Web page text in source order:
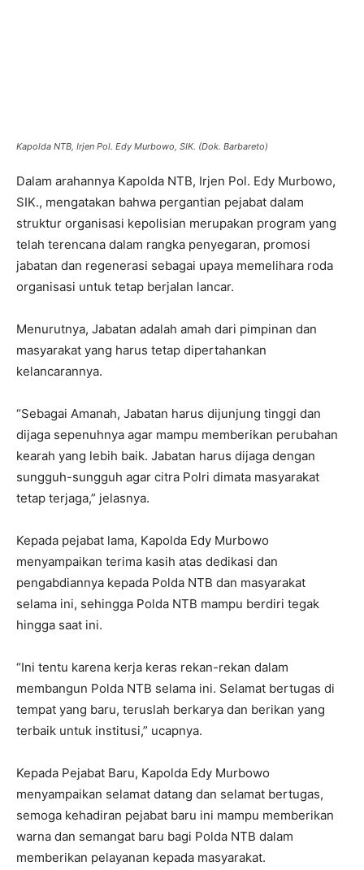
Kapolda NTB, Irjen Pol. Edy Murbowo, SIK. (Dok. Barbareto)
Dalam arahannya Kapolda NTB, Irjen Pol. Edy Murbowo,
SIK., mengatakan bahwa pergantian pejabat dalam
struktur organisasi kepolisian merupakan program yang
telah terencana dalam rangka penyegaran, promosi
jabatan dan regenerasi sebagai upaya memelihara roda
organisasi untuk tetap berjalan lancar.
Menurutnya, Jabatan adalah amah dari pimpinan dan
masyarakat yang harus tetap dipertahankan
kelancarannya.
“Sebagai Amanah, Jabatan harus dijunjung tinggi dan
dijaga sepenuhnya agar mampu memberikan perubahan
kearah yang lebih baik. Jabatan harus dijaga dengan
sungguh-sungguh agar citra Polri dimata masyarakat
tetap terjaga,” jelasnya.
Kepada pejabat lama, Kapolda Edy Murbowo
menyampaikan terima kasih atas dedikasi dan
pengabdiannya kepada Polda NTB dan masyarakat
selama ini, sehingga Polda NTB mampu berdiri tegak
hingga saat ini.
“Ini tentu karena kerja keras rekan-rekan dalam
membangun Polda NTB selama ini. Selamat bertugas di
tempat yang baru, teruslah berkarya dan berikan yang
terbaik untuk institusi,” ucapnya.
Kepada Pejabat Baru, Kapolda Edy Murbowo
menyampaikan selamat datang dan selamat bertugas,
semoga kehadiran pejabat baru ini mampu memberikan
warna dan semangat baru bagi Polda NTB dalam
memberikan pelayanan kepada masyarakat.